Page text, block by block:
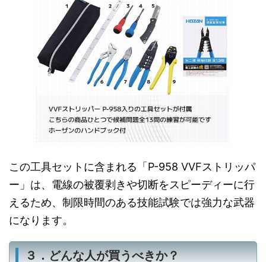
この工具セットに含まれる「P-958 VVFストリッパ
ー」は、電線の被覆剥きや切断をスピーディーに行
えるため、制限時間のある技能試験では強力な武器
になります。
３．どんな人が買うべきか？